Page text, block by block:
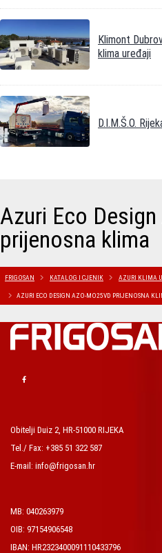
Klimont
klima uređaji
D.I.M.Š.O.
Azuri Eco Design
prijenosna klima
FRIGOSAN KATALOG I CJENIK AZURI KLIMA
AZURI ECO DESIGN AZO-MO25VD PRIJENOSNA
Obitelji Duiz 2, HR-51000 RIJEKA
Tel./ Fax: +385 51 322 587
E-mail: info@frigosan.hr
MB: 040263979
OIB: 97154906548
IBAN: HR2323400091110433796